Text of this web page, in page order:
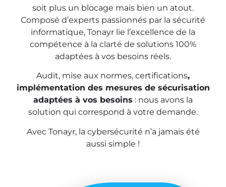
soit plus un blocage mais bien un atout.
Composé d’experts passionnés par la sécurité
informatique, Tonayr lie l’excellence de la
compétence à la clarté de solutions 100%
adaptées à vos besoins réels.
Audit, mise aux normes, certifications,
implémentation des mesures de sécurisation
adaptées à vos besoins : nous avons la
solution qui correspond à votre demande.
Avec Tonayr, la cybersécurité n’a jamais été
aussi simple !